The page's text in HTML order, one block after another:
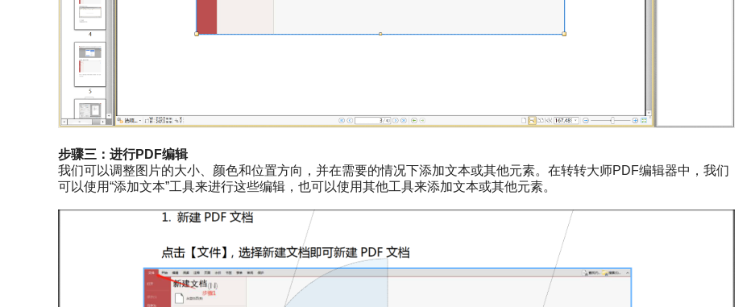
步骤三：进行PDF编辑
我们可以调整图片的大小、颜色和位置方向，并在需要的情况下添加文本或其他元素。在转转大师PDF编辑器中，我们
可以使用“添加文本”工具来进行这些编辑，也可以使用其他工具来添加文本或其他元素。